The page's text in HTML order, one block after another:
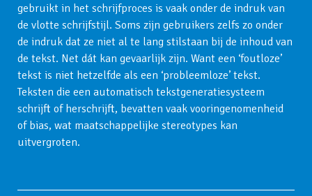
gebruikt in het schrijfproces is vaak onder de indruk van
de vlotte schrijfstijl. Soms zijn gebruikers zelfs zo onder
de indruk dat ze niet al te lang stilstaan bij de inhoud van
de tekst. Net dát kan gevaarlijk zijn. Want een ‘foutloze’
tekst is niet hetzelfde als een ‘probleemloze’ tekst.
Teksten die een automatisch tekstgeneratiesysteem
schrijft of herschrijft, bevatten vaak vooringenomenheid
of bias, wat maatschappelijke stereotypes kan
uitvergroten.